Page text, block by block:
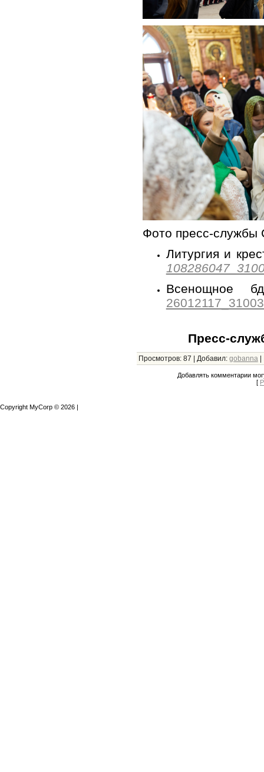
Фото пресс-службы
Литургия и
Всенощное
Пресс-
Просмотров: 87 | Добавил: gobanna |
Добавлять комментарии
[
Copyright MyCorp © 2026 |